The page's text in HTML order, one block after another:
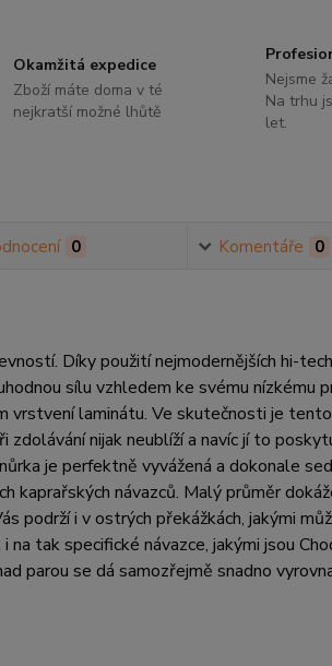
Okamžitá expedice
Zboží máte doma v té
nejkratší možné lhůtě
Nejsme
Na trhu
let.
0 Komentáře 0
Díky použití nejmodernějších hi-
sílu vzhledem ke svému nízkému
vrstvení laminátu. Ve skutečnosti je
nijak neublíží a navíc jí to
je perfektně vyvážená a dokonale
kaprařských návazců. Malý průměr
podrží i v ostrých překážkách, jakými
tak specifické návazce, jakými jsou
parou se dá samozřejmě snadno